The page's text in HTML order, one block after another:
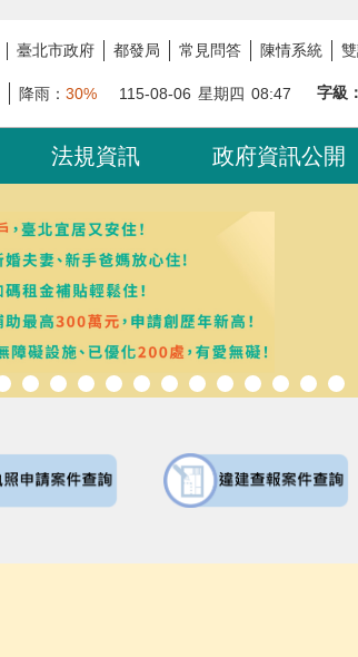
臺北市政府 都發局 常見問答 陳情系統
降雨： 30% 115-08-06 星期四 08:47 字級
法規資訊 政府資訊公開